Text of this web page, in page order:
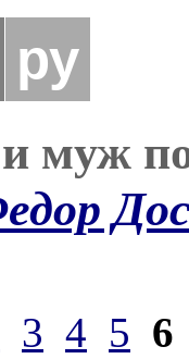
ру
муж
3 4 5 6